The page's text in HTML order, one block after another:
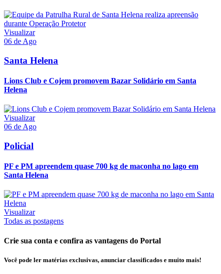
Visualizar
06 de Ago
Santa Helena
Lions Club e Cojem promovem Bazar Solidário em Santa
Helena
Visualizar
06 de Ago
Policial
PF e PM apreendem quase 700 kg de maconha no lago em
Santa Helena
Visualizar
Todas as postagens
Crie sua conta e confira as vantagens do Portal
Você pode ler matérias exclusivas, anunciar classificados e muito mais!